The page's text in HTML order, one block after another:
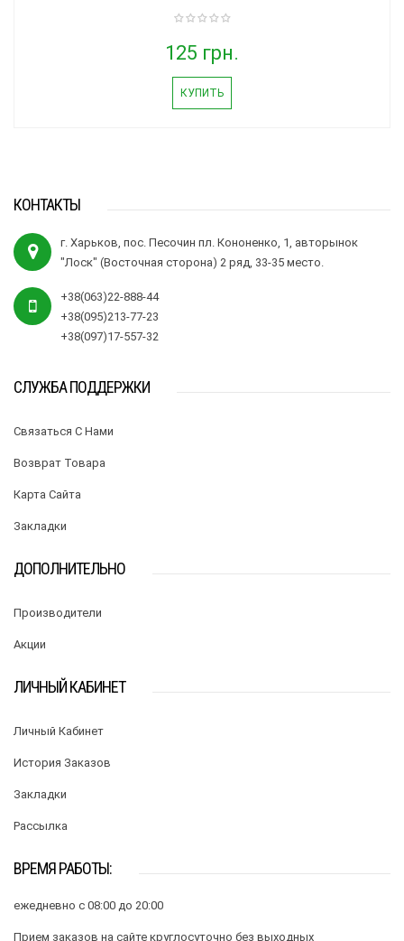
125 грн.
КУПИТЬ
КОНТАКТЫ
г. Харьков, пос. Песочин пл. Кононенко, 1, авторынок
"Лоск" (Восточная сторона) 2 ряд, 33-35 место.
+38(063)22-888-44
+38(095)213-77-23
+38(097)17-557-32
СЛУЖБА ПОДДЕРЖКИ
Связаться С Нами
Возврат Товара
Карта Сайта
Закладки
ДОПОЛНИТЕЛЬНО
Производители
Акции
ЛИЧНЫЙ КАБИНЕТ
Личный Кабинет
История Заказов
Закладки
Рассылка
ВРЕМЯ РАБОТЫ:
ежедневно с 08:00 до 20:00
Прием заказов на сайте круглосуточно без выходных